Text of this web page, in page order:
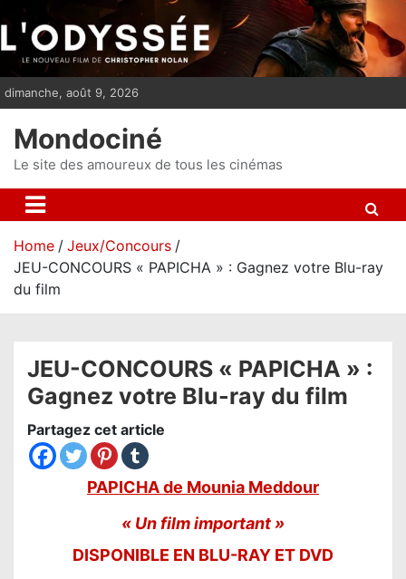
i
p
t
n
dimanche, août 9, 2026
Mondociné
Le site des amoureux de tous les cinémas
Home
Jeux/Concours
JEU-CONCOURS « PAPICHA » : Gagnez votre Blu-ray
du film
JEU-CONCOURS « PAPICHA » :
Gagnez votre Blu-ray du film
Partagez cet article
PAPICHA de Mounia Meddour
« Un film important »
DISPONIBLE EN BLU-RAY ET DVD